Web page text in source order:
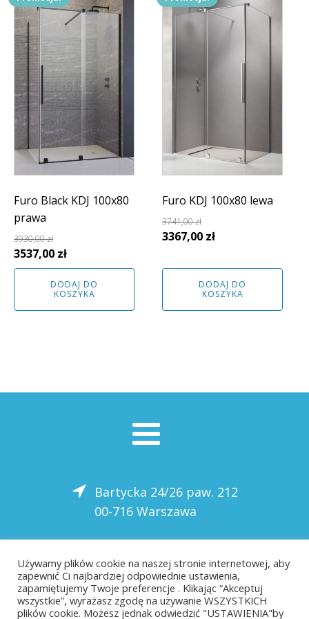
Furo Black KDJ 100x80
prawa
3930,00zł
Pierwotna
cena
wynosiła:
3930,00 zł.
3537,00 złAktualna
cena
wynosi:
DODAJ DO
KOSZYKA
Furo KDJ 100x80 lewa
3741,00zł
Pierwotna
wynosiła:
3741,00 zł.
3367,00 złAktualna
wynosi:
3367,00 zł.
DODAJ DO
KOSZYKA
Bartycka 24/26 paw. 212
00-716 Warszawa
22 559-10-50
biuro@saloni.pl
Używamy plików cookie na naszej stronie internetowej, aby
zapewnić Ci najbardziej odpowiednie ustawienia,
zapamiętujemy Twoje preferencje . Klikając “Akceptuj
wszystkie”, wyrażasz zgodę na używanie WSZYSTKICH
plików cookie. Możesz jednak odwiedzić "USTAWIENIA"by